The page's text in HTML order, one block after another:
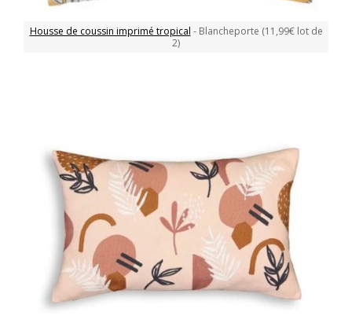
Housse de coussin imprimé tropical - Blancheporte (11,99€ lot de
2)